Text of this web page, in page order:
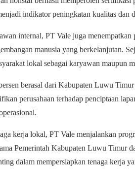
indikator peningkatan kualitas dan
internal, PT Vale juga menempatkan
manusia yang berkelanjutan.
lokal sebagai karyawan maupun
berasal dari Kabupaten Luwu
perusahaan terhadap penciptaan
kerja lokal, PT Vale menjalankan
Pemerintah Kabupaten Luwu Timur
dalam mempersiapkan tenaga kerja